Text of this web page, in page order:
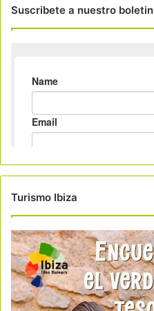
Suscribete a nuestro boletin
Turismo Ibiza